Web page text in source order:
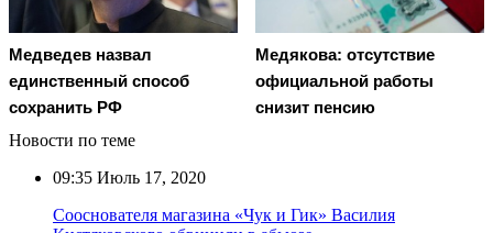
Медведев назвал
единственный способ
сохранить РФ
Медякова: отсутствие
официальной работы
снизит пенсию
Новости по теме
09:35 Июль 17, 2020
Сооснователя магазина «Чук и Гик» Василия